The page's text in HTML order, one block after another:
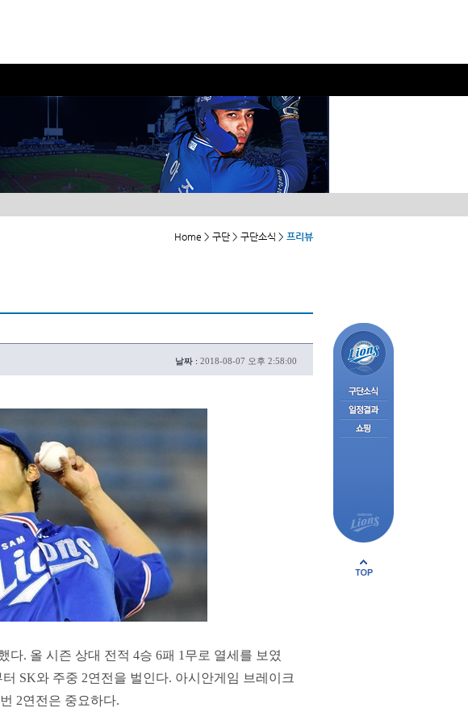
Home > 구단 > 구단소식 > 프리뷰
날짜 : 2018-08-07 오후 2:58:00
다. 올 시즌 상대 전적 4승 6패 1무로 열세를 보였
SK와 주중 2연전을 벌인다. 아시안게임 브레이크
2연전은 중요하다.